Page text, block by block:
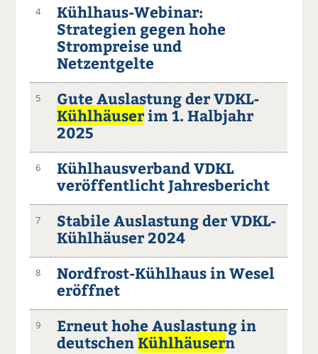
4
Kühlhaus-Webinar:
Strategien gegen hohe
Strompreise und
Netzentgelte
5
Gute Auslastung der VDKL-
Kühlhäuserim 1. Halbjahr
2025
6
Kühlhausverband VDKL
veröffentlicht Jahresbericht
7
Stabile Auslastung der VDKL-
Kühlhäuser 2024
8
Nordfrost-Kühlhaus in Wesel
eröffnet
9
Erneut hohe Auslastung in
deutschenKühlhäusern